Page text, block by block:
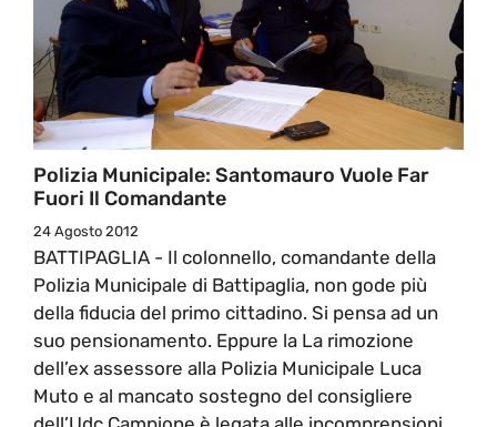
Polizia Municipale: Santomauro Vuole Far
Fuori Il Comandante
24 Agosto 2012
BATTIPAGLIA - Il colonnello, comandante della
Polizia Municipale di Battipaglia, non gode più
della fiducia del primo cittadino. Si pensa ad un
suo pensionamento. Eppure la La rimozione
dell’ex assessore alla Polizia Municipale Luca
Muto e al mancato sostegno del consigliere